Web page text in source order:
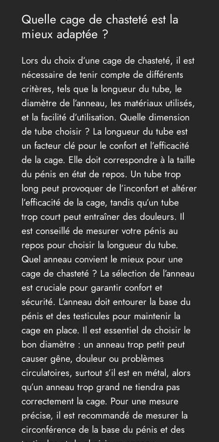
Quelle cage de chasteté est la
mieux adaptée ?
Lors du choix d’une cage de chasteté, il est
nécessaire de tenir compte de différents
critères, tels que la longueur du tube, le
diamètre de l’anneau, les matériaux utilisés,
et la facilité d’utilisation. Quelle dimension
de tube choisir ? La longueur du tube est
un facteur clé pour le confort et l’efficacité
de la cage. Elle doit correspondre à la taille
du pénis en état de repos. Un tube trop
long peut provoquer de l’inconfort et altérer
l’efficacité de la cage, tandis qu’un tube
trop court peut entraîner des douleurs. Il
est conseillé de mesurer votre pénis au
repos pour choisir la longueur du tube.
Quel anneau convient le mieux pour une
cage de chasteté ? La sélection de l’anneau
est cruciale pour garantir confort et
sécurité. L’anneau doit entourer la base du
pénis et des testicules pour maintenir la
cage en place. Il est essentiel de choisir le
bon diamètre : un anneau trop petit peut
causer gêne, douleur ou problèmes
circulatoires, surtout s’il est en métal, alors
qu’un anneau trop grand ne tiendra pas
correctement la cage. Pour une mesure
précise, il est recommandé de mesurer la
circonférence de la base du pénis et des